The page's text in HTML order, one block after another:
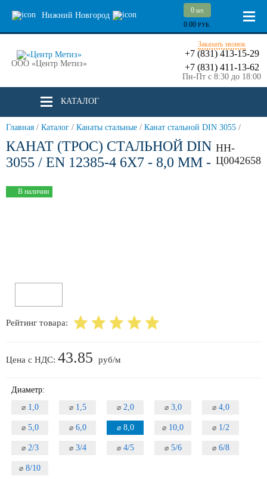
Нижний Новгород
0 шт.
0.00 РУБ.
ООО «Центр Метиз»
Заказать звонок
+7 (831) 413-15-29
+7 (831) 411-13-62
Пн-Пт с 8:30 до 18:00
КАТАЛОГ
Главная / Каталог / Канаты стальные / Канат стальной DIN 3055 /
КАНАТ (ТРОС) СТАЛЬНОЙ DIN
3055 / EN 12385-4 6X7 - 8,0 ММ -
НН-
Ц0042658
В наличии
Рейтинг товара:
Цена с НДС: 43.85 руб/м
Диаметр:
⌀1,0 ⌀1,5 ⌀2,0 ⌀3,0 ⌀4,0
⌀5,0 ⌀6,0 ⌀8,0 ⌀ 10,0 ⌀1/2
⌀2/3 ⌀3/4 ⌀4/5 ⌀5/6 ⌀6/8
⌀ 8/10